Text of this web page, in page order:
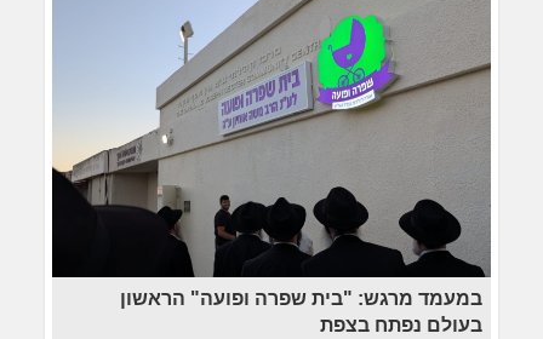
במעמד מרגש: "בית שפרה ופועה" הראשון
בעולם נפתח בצפת